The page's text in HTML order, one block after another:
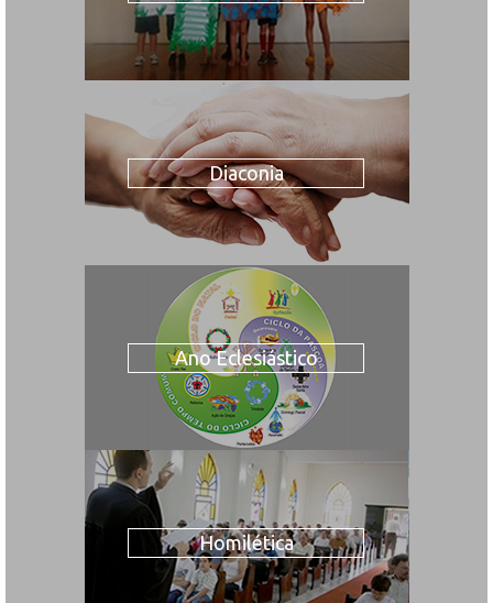
Diaconia
Ano Eclesiástico
Homilética